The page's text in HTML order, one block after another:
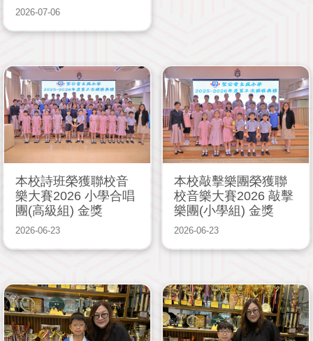
2026-07-06
本校詩班榮獲聯校音
樂大賽2026 小學合唱
團(高級組) 金獎
2026-06-23
本校敲擊樂團榮獲聯
校音樂大賽2026 敲擊
樂團(小學組) 金獎
2026-06-23